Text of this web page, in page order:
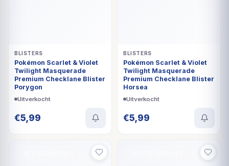
BLISTERS
Pokémon Scarlet & Violet
Twilight Masquerade
Premium Checklane Blister
Porygon
Uitverkocht
€5,99
BLISTERS
Pokémon Scarlet & Violet
Twilight Masquerade
Premium Checklane Blister
Horsea
Uitverkocht
€5,99